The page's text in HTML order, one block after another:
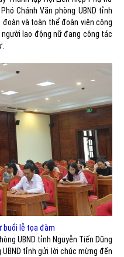
Chánh Văn phòng UBND tỉnh
đoàn và toàn thể đoàn viên công
lao động nữ đang công tác
buổi lễ tọa đàm
UBND tỉnh Nguyễn Tiến Dũng
tỉnh gửi lời chúc mừng đến